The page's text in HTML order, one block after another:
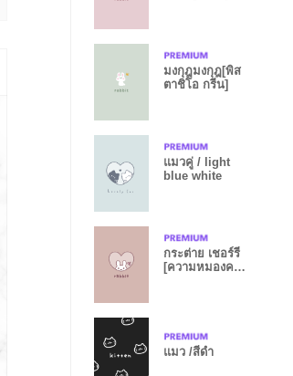
มงกุฎมงกุฎ[พิส
ตาชิโอ กรีน]
แมวคู่ / light
blue white
กระต่าย เชอร์รี่
[ความหมองคล้ำ
แมว /สีดำ